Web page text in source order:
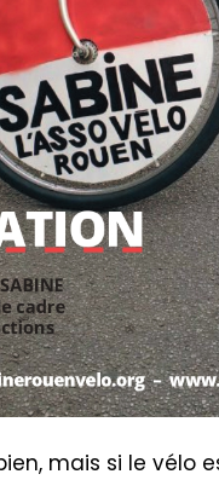
mais si le vélo